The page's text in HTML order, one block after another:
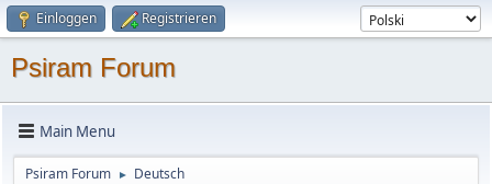
Einloggen Registrieren
Psiram Forum
Main Menu
Psiram Forum ► Deutsch